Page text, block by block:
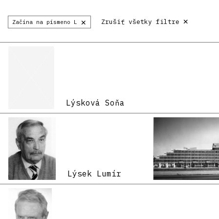
Začína na písmeno L × Zrušiť všetky filtre ×
Lýsková Soňa
Lýsek Lumír